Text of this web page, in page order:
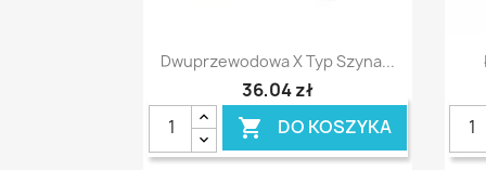
Szybki podgląd
Dwuprzewodowa X Typ Szyna...
36,04 zł
 DO KOSZYKA